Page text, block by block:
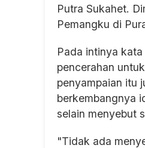
Putra Sukahet.
Pemangku di
Pada intinya
pencerahan
penyampaian itu
berkembangnya
selain menyebut
"Tidak ada